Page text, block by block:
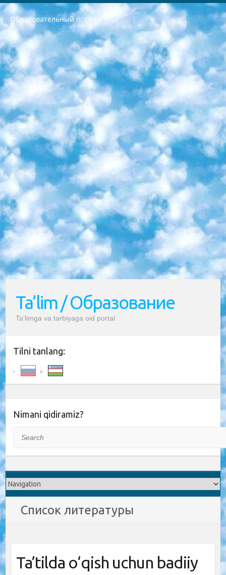
Образовательный портал
РЕСПУБЛИКА УЗБЕКИСТАН МИНИСТРЕРСТВО ДОШКОЛЬНОГО И ШКОЛЬНОГО ОБРАЗОВАНИЯ КОМАНДА в общеобразовательных учреждениях в 2023-2024 учебном году организация и проведение итоговой государственной аттестации обучающихся о Министра дошкольного и школьного образования Республики Узбекистан от 4 марта 2008 года (постановлением Минюста от 20 марта 2008 года № 1778 государственной регистрации) «Итоговое состояние учащихся общего среднего образования на основании положения об утверждении положения об аттестации общего среднего образования выпускной экзамен студентов в образовательных учреждениях в 2023-2024 учебном году В целях организации и прохождения аттестации приказываю: 1. Следующее: перечень предметов, по которым будет проводиться итоговая государственная аттестация и экзамен формы перевода согласно приложению 1; сертификаты международного образца, оценивающие уровень владения иностранными языками перечень согласно приложению 2; 2. Педагогический при специализированных образовательных учреждениях. научно-практический центр квалификации и международной оценки (Д.Давидова) 2024 г. До 25 марта: задания по предметам, по которым будет проводиться итоговая аттестация разработка и утверждение технических условий; итоговая аттестация на основании разработанного предметного задания разработка вопросов по предметам (устно и письменно), экзамен передача; общеобразовательные средние школы и специальные учебные заведения учащиеся выпускных классов школ и интернатов в агентской системе подготовка базы данных экзаменационных материалов и критериев оценки; перевод базы экзаменационных материалов на все языки обучения подать в Республиканский образовательный центр для изготовления; варианты экзаменов на основе разработанных контрольных материалов пусть будут поставлены задачи формирования. 3. Республиканский образовательный центр (Ш.Худайкулов) до 5 апреля 2024 года. до: база данных предоставленных экзаменационных материалов на все языки обучения перевод и экспертиза; для слепых, слабовидящих, глухих, слабослышащих и умственно отсталых детей учащиеся выпускных классов специализированных школ и школ-интернатов база данных экзаменационных материалов на всех преподаваемых языках подготовка критериев оценки; специализированные школы для умственно отсталых детей и технологии для учащихся выпускных классов школ-интернатов разработка соответствующих рекомендаций и критериев проведения ЕГЭ по естествознанию давать задания. 4. Педагогический при специализированных образовательных учреждениях. Научно-практический центр навыков и международной оценки (Д.Давидова), Республика образовательный центр (Худайкулов Ш.) итоговый государственный аттестационный экзамен ориентирован на творческое и логическое мышление при подготовке базы материалов учитывать введение заданий. 5. Следует отметить, что: сертификат государственного образца о знании общеобразовательного предмета и как минимум национальный уровень B1 по предметам на иностранных языках, указанным в Приложении 2. или международно признанный сертификат эквивалентного уровня студенты, изучающие определенный предмет, освобождаются от экзамена; по соответствующим предметам запланирована итоговая государственная аттестация за день до дня, путем жеребьевки Рабочей группой (в письменной форме по предметам, проводимым в форме) из числа сформированных вариантов выбрано 2 варианта; 2 выбранных варианта экзамена анонсированы на официальном сайте министерства и все выпускники по всей стране на основе этих вариантов проводит итоговую государственную аттестацию. 6. Государственное образование учащихся средних общеобразовательных учреждений. знания в соответствии с квалификационными требованиями, которые необходимо приобрести на основании стандартов итоговый (выпускной) контроль для 9 и 11 классов в целях тестирования Экзамены (далее – экзамены) состоят из предметов, перечисленных в приложении 1. будет сделано. 7. Экзамены пройдут с 26 мая по 15 июня 2024 г. (кроме науки физического воспитания). 8. Физическая для учащихся 9 классов общесредних образовательных учреждений. Экзамены по предмету «Образование, квалификация медицина» 1-6 мая 2024 года. сотрудники перевести под присмотр (с отклонениями в физическом или умственном развитии) специализированная школа для детей, школы-интернаты и со сколиозом школы-интернаты санаторного типа для больных детей исключены). 9. Он был слепым, слабовидящим и имел нарушения опорно-двигательного аппарата. экзамены в специализированных школах и интернатах для детей должны проводиться исходя из требований, предъявляемых к общеобразовательным учреждениям (физкультура кроме науки). 10. Специализированная школа для глухих и слабослышащих детей. и экзамены в интернатах и быть реализован в виде письменного теста по математике. 11. Специальность для умственно отсталых детей. Для 9 класса Родной язык и литературное письмо Государственный язык (язык обучения – узбекский). для неклассов) написано Математическое письмо Письменная/устная история Узбекистана Физическое воспитание практично Итоговый контроль Для 11 класса Написание родного языка и литературы (эссе) Математическое письмо Узбекский язык (обучение на узбекском языке) не посещающее общее среднее образование для учреждений)/Образовательное учреждение выбор письменный и устный Иностранный язык письменный/устный Письменная/устная история Узбекистана *По выбору студента:  Химия  Физика  Основы государственного права  География 10 бесплатных образовательных ресурсов - Мы составили подборку онлайн-проектов с интерактивными упражнениями, видеолекциями и статьями. Они помогут вам обрести новые и освежить старые знания бесплатно. 1. «ИНТУИТ» Старейшая образовательная площадка Рунета. Здесь вы найдёте сотни текстовых и видеокурсов на десятки различных тем — от программирования до психологии. Многие курсы подготовлены российскими университетами и крупными международными компаниями вроде Intel и Microsoft. Самостоятельное обучение бесплатное, но желающие могут оплатить услуги персональных наставников. 2. «Смартия» знакомит с актуальными профессиями и подсказывает, как им обучаться. Выбрав заинтересовавшую вас специальность — SMM-специалист, фотограф, веб-дизайнер или другую, — увидите список необходимых для неё умений. Чтобы вы могли освоить их самостоятельно, для каждого умения площадка отображает подборку ссылок на учебные материалы. Хотя «Смартия» ориентируется на русскоязычную аудиторию, часть контента всё же доступна только на английском. 3. «Лекторий Физтеха» Проект Московского физико-технического института (Физтеха). С его помощью вы можете смотреть онлайн серии лекций, записанные на видео в этом вузе. В числе доступных предметов — физика, биология, химия, информационные технологии и другие. К некоторым лекциям администрация ресурса прилагает готовые конспекты, которые можно скачивать в PDF-формате. 4. ITMOcourses Онлайн-площадка Санкт-Петербургского национального исследовательского университета информационных технологий, механики и оптики (ИТМО). Ресурс предоставляет свободный доступ к курсам, разработанным в этом вузе. Каталог материалов разбит на четыре категории: «Оптические системы и технологии», «Приборостроение и робототехника», «Информационные технологии» и «Биотехнологии». Курсы состоят из видеолекций, интерактивных демонстраций и заданий. 5. «КиберЛенинка» Электронная научная библиотека открытого доступа. Каталог площадки регулярно обрастает текстами статей из различных научных изданий. Сгруппированные по журналам и рубрикам публикации можно читать онлайн или скачивать целиком в PDF-формате. Проект нацелен на популяризацию науки за счёт открытого доступа к качественной информации. 6. «ПостНаука» На этом ресурсе публикуют подборки видеолекций, составленные экспертами из разных отраслей и объединённые общими темами. Среди них, к примеру, есть серии «Биоинформатика и геномика», «Культура средневековой Скандинавии» и Cinema Studies о теории кино. Каждая подборка лекций — логически связанная история, рассказанная экспертом от первого лица. Кроме того, на сайте появляются научно-образовательные статьи и тесты на разные темы. 7. «Newочём» Команда проекта «Newочём» отбирает самые интересные тексты из англоязычных СМИ и переводит те из них, за которые голосуют участники сообщества «ВКонтакте». По большей части это научно-популярные статьи. Редакторы придумывают лишь заголовки, в остальном содержание переводов соответствует оригиналам. Полные тексты можно читать прямо в социальной сети. 8. InternetUrok Онлайн-база материалов по основным дисциплинам школьной программы. Информация на сайте структурирована по классам, предметам и темам (урокам). Каждый урок состоит из видеолекций и конспектов. Есть также интерактивные тренажёры и тесты для закрепления пройденного материала. Даже если вы давно окончили школу, возможность повторить программу старших классов всегда может пригодиться. 9. Edutainme Ещё один ресурс об образовании. В отличие от Newtonew, как мне кажется, Edutainme больше ориентируется на представителей индустрии: педагогов, предпринимателей, разработчиков образовательных проектов. Но и любой, кто просто стремится к саморазвитию, найдёт на сайте много полезного и интересного для себя. Например, информацию о новых курсах и образовательных сервисах. 10. Newtonew Онлайн-медиа об образовании и обучении в широком смысле. Авторы Newtonew пишут об инструментах, заведениях, тактиках и стратегиях, которые помогают учить других и получать новые знания самостоятельно. На этой площадке вы найдёте новости, обзоры, аналитические мат
Ta’lim / Образование
Ta’limga va tarbiyaga oid portal
Tilni tanlang:
Nimani qidiramiz?
Список литературы
Ta’tilda o‘qish uchun badiiy